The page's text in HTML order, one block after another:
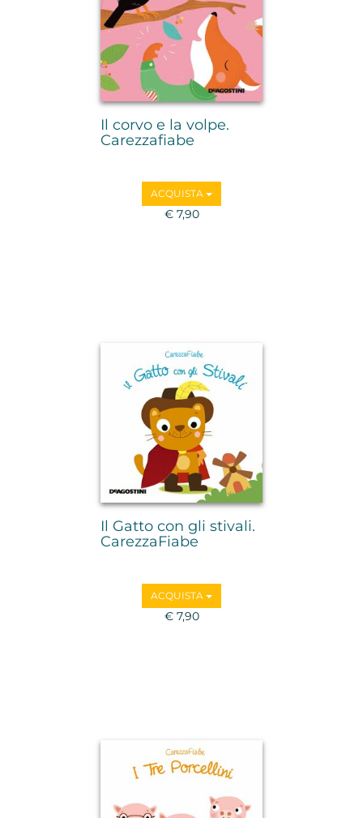
Il corvo e la volpe.
Carezzafiabe
ACQUISTA
€ 7,90
Il Gatto con gli stivali.
CarezzaFiabe
ACQUISTA
€ 7,90